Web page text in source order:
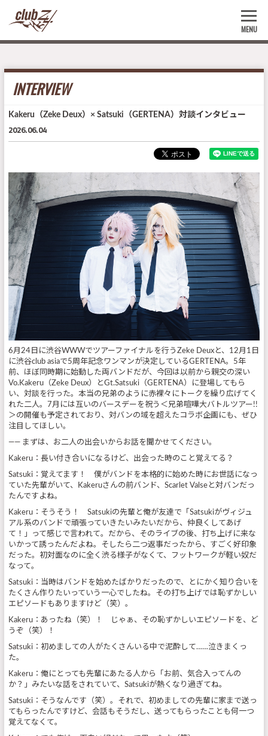
MENU
INTERVIEW
Kakeru（Zeke Deux）× Satsuki（GERTENA）対談インタビュー
2026.06.04
6月24日に渋谷WWWでツアーファイナルを行うZeke Deuxと、12月1日
に渋谷club asiaで5周年記念ワンマンが決定しているGERTENA。5年
前、ほぼ同時期に始動した両バンドだが、今回は以前から親交の深い
Vo.Kakeru（Zeke Deux）とGt.Satsuki（GERTENA）に登場してもら
い、対談を行った。本当の兄弟のように赤裸々にトークを繰り広げてく
れた二人。7月には互いのバースデーを祝う＜兄弟喧嘩大バトルツアー!!
＞の開催も予定されており、対バンの域を超えたコラボ企画にも、ぜひ
注目してほしい。
—— まずは、お二人の出会いからお話を聞かせてください。
Kakeru：長い付き合いになるけど、出会った時のこと覚えてる？
Satsuki：覚えてます！ 僕がバンドを本格的に始めた時にお世話になっ
ていた先輩がいて、Kakeruさんの前バンド、Scarlet Valseと対バンだっ
たんですよね。
Kakeru：そうそう！ Satsukiの先輩と俺が友達で「Satsukiがヴィジュ
アル系のバンドで頑張っていきたいみたいだから、仲良くしてあげ
て！」って感じで言われて。だから、そのライブの後、打ち上げに来な
いかって誘ったんだよね。そしたら二つ返事だったから、すごく好印象
だった。初対面なのに全く渋る様子がなくて、フットワークが軽い奴だ
なって。
Satsuki：当時はバンドを始めたばかりだったので、とにかく知り合いを
たくさん作りたいっていう一心でしたね。その打ち上げでは恥ずかしい
エピソードもありますけど（笑）。
Kakeru：あったね（笑）！ じゃぁ、その恥ずかしいエピソードを、ど
うぞ（笑）！
Satsuki：初めましての人がたくさんいる中で泥酔して……泣きまくっ
た。
Kakeru：俺にとっても先輩にあたる人から「お前、気合入ってんの
か？」みたいな話をされていて、Satsukiが熱くなり過ぎてね。
Satsuki：そうなんです（笑）。それで、初めましての先輩に家まで送っ
てもらったんですけど、会話もそうだし、送ってもらったことも何一つ
覚えてなくて。